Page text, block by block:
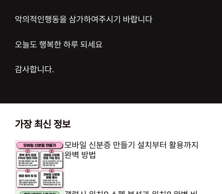
악의적인행동을 삼가하여주시기 바랍니다
오늘도 행복한 하루 되세요
감사합니다.
가장 최신 정보
모바일 신분증 만들기 설치부터 활용까지
완벽 방법